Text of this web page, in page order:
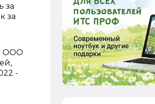
за
за
ООО
-